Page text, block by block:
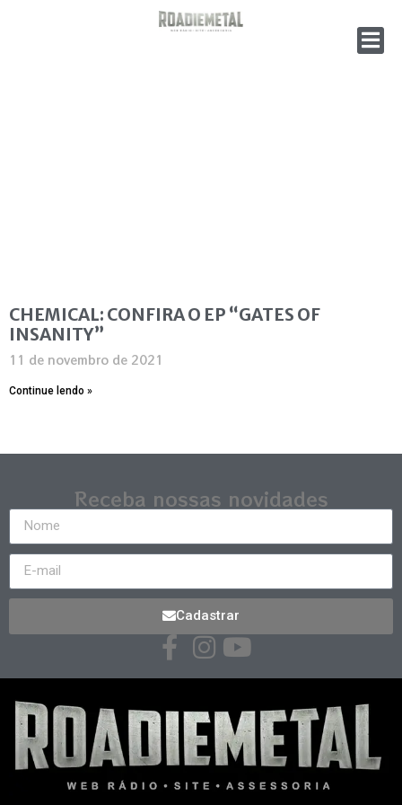
CHEMICAL: CONFIRA O EP “GATES OF
INSANITY”
11 de novembro de 2021
Continue lendo »
Receba nossas novidades
Cadastrar